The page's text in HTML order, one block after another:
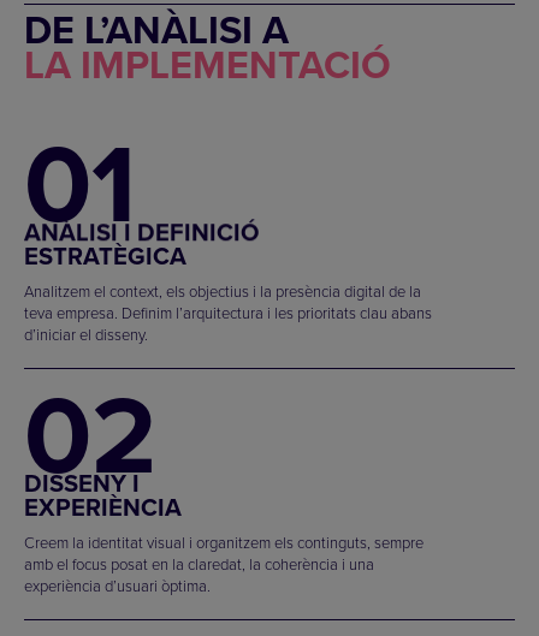
DE L’ANÀLISI A
LA IMPLEMENTACIÓ
01
ANÀLISI I DEFINICIÓ
ESTRATÈGICA
Analitzem el context, els objectius i la presència digital de la
teva empresa. Definim l’arquitectura i les prioritats clau abans
d’iniciar el disseny.
02
DISSENY I
EXPERIÈNCIA
Creem la identitat visual i organitzem els continguts, sempre
amb el focus posat en la claredat, la coherència i una
experiència d’usuari òptima.